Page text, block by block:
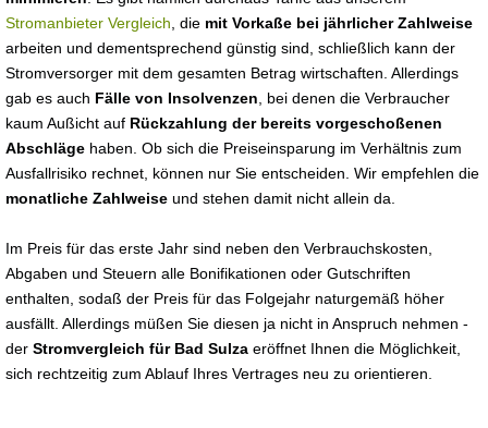
Stromanbieter Vergleich , die mit Vorkaße bei jährlicher Zahlweise
arbeiten und dementsprechend günstig sind, schließlich kann der
Stromversorger mit dem gesamten Betrag wirtschaften. Allerdings
gab es auch Fälle von Insolvenzen , bei denen die Verbraucher
kaum Außicht auf Rückzahlung der bereits vorgeschoßenen
Abschläge haben. Ob sich die Preiseinsparung im Verhältnis zum
Ausfallrisiko rechnet, können nur Sie entscheiden. Wir empfehlen die
monatliche Zahlweise und stehen damit nicht allein da.
Im Preis für das erste Jahr sind neben den Verbrauchskosten,
Abgaben und Steuern alle Bonifikationen oder Gutschriften
enthalten, sodaß der Preis für das Folgejahr naturgemäß höher
ausfällt. Allerdings müßen Sie diesen ja nicht in Anspruch nehmen -
der Stromvergleich für Bad Sulza eröffnet Ihnen die Möglichkeit,
sich rechtzeitig zum Ablauf Ihres Vertrages neu zu orientieren.